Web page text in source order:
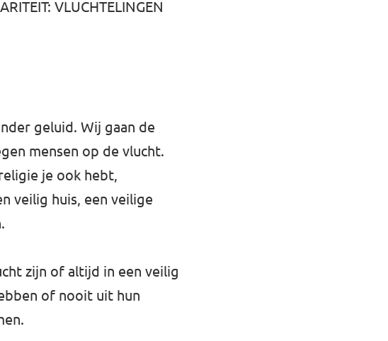
VLUCHTELINGEN
geluid. Wij gaan de
mensen op de vlucht.
je ook hebt,
veilig huis, een veilige
zijn of altijd in een veilig
of nooit uit hun